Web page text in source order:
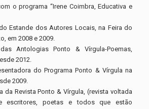
o programa “Irene Coimbra, Educativa e
Estande dos Autores Locais, na Feira do
em 2008 e 2009.
Antologias Ponto & Vírgula-Poemas,
2012.
do Programa Ponto & Vírgula na
2009.
da Revista Ponto & Vírgula, (revista voltada
escritores, poetas e todos que estão